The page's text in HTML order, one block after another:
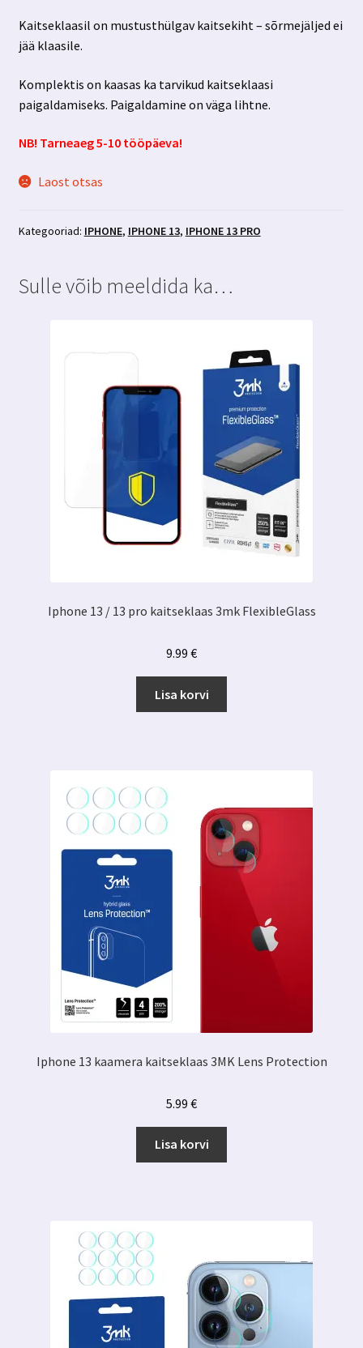
Kaitseklaasil on mustusthülgav kaitsekiht – sõrmejäljed ei
jää klaasile.
Komplektis on kaasas ka tarvikud kaitseklaasi
paigaldamiseks. Paigaldamine on väga lihtne.
NB! Tarneaeg 5-10 tööpäeva!
Laost otsas
Kategooriad: IPHONE, IPHONE 13, IPHONE 13 PRO
Sulle võib meeldida ka…
Iphone 13 / 13 pro kaitseklaas 3mk FlexibleGlass
9.99 €
Lisa korvi
Iphone 13 kaamera kaitseklaas 3MK Lens Protection
5.99 €
Lisa korvi